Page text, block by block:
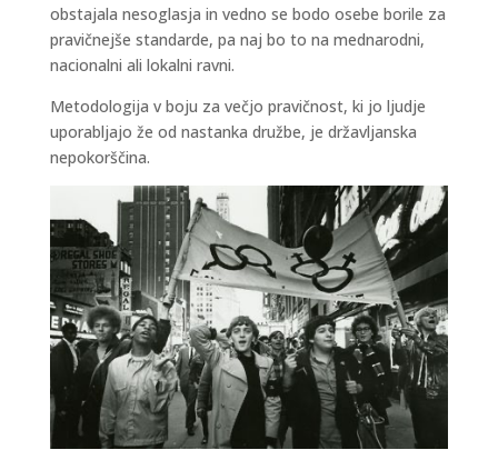
obstajala nesoglasja in vedno se bodo osebe borile za
pravičnejše standarde, pa naj bo to na mednarodni,
nacionalni ali lokalni ravni.
Metodologija v boju za večjo pravičnost, ki jo ljudje
uporabljajo že od nastanka družbe, je državljanska
nepokorščina.